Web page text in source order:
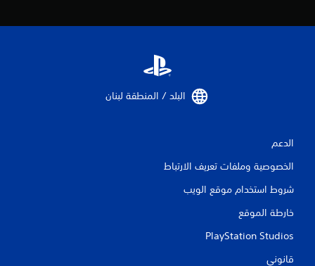
البلد / المنطقة لبنان‏
الدعم
الخصوصية وملفات تعريف الارتباط
شروط استخدام موقع الويب
خارطة الموقع
PlayStation Studios
قانوني